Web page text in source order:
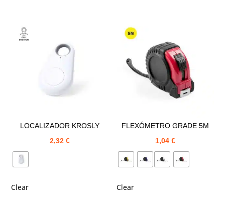
LOCALIZADOR KROSLY
2,32€
Clear
FLEXÓMETRO GRADE 5M
1,04 €
Clear